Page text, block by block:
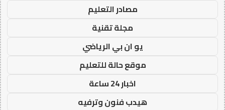
مصادر التعليم
مجلة تقنية
يو ان بي الرياضي
موقع حالة للتعليم
اخبار 24 ساعة
هيدب فنون وترفيه